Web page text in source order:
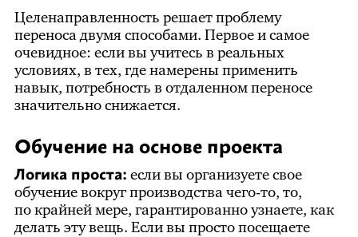
Целенаправленность решает проблему
переноса двумя способами. Первое и самое
очевидное: если вы учитесь в реальных
условиях, в тех, где намерены применить
навык, потребность в отдаленном переносе
значительно снижается.
Обучение на основе проекта
Логика проста: если вы организуете свое
обучение вокруг производства чего-то, то,
по крайней мере, гарантированно узнаете, как
делать эту вещь. Если вы просто посещаете